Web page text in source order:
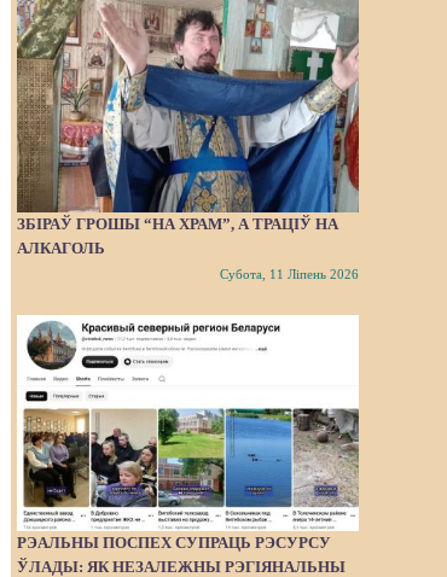
ЗБІРАЎ ГРОШЫ “НА ХРАМ”, А ТРАЦІЎ НА
АЛКАГОЛЬ
Субота, 11 Ліпень 2026
РЭАЛЬНЫ ПОСПЕХ СУПРАЦЬ РЭСУРСУ
ЎЛАДЫ: ЯК НЕЗАЛЕЖНЫ РЭГІЯНАЛЬНЫ